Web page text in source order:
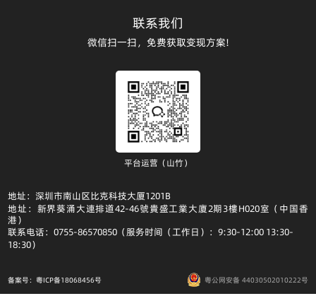
联系我们
微信扫一扫，免费获取变现方案!
平台运营（山竹）
地址：深圳市南山区比克科技大厦1201B
地址：新界葵涌大連排道42-46號貴盛工業大廈2期3樓H020室（中国香
港）
联系电话：0755-86570850（服务时间（工作日）：9:30-12:00 13:30-
18:30）
备案号：粤ICP备18068456号 粤公网安备 44030502010222号